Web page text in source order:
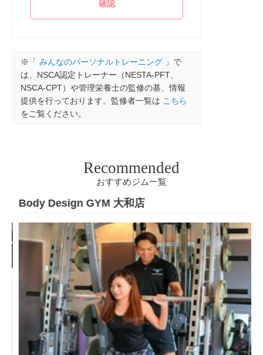
※「 みんなのパーソナルトレーニング 」で
は、NSCA認定トレーナー（NESTA-PFT、
NSCA-CPT）や管理栄養士の監修の基、情報
提供を行っております。監修者一覧は こちら
をご覧ください。
Recommended
おすすめジム一覧
Body Design GYM 大和店